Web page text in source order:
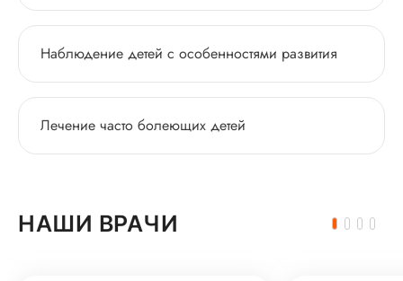
Наблюдение детей с особенностями развития
Лечение часто болеющих детей
НАШИ ВРАЧИ